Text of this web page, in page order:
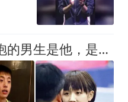
原来陈梦唯一主动拥抱的男生是他，是青梅竹马，如今已转行当教练